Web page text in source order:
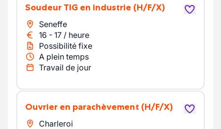
Soudeur TIG en industrie (H/F/X)
Seneffe
16 - 17 / heure
Possibilité fixe
A plein temps
Travail de jour
Ouvrier en parachèvement (H/F/X)
Charleroi